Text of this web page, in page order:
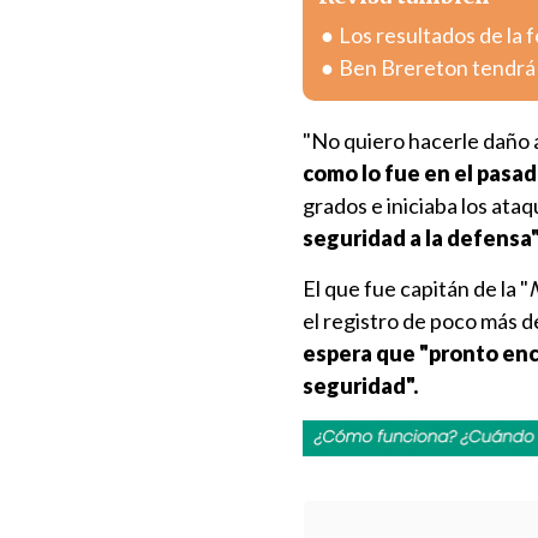
Los resultados de la
Ben Brereton
"No quiero hacerle daño
como lo fue en el
grados e iniciaba los
seguridad a la
El que fue capitán de la "
el registro de poco más
espera que "pronto
seguridad".